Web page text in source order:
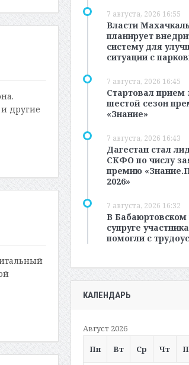
другие
7 августа, 2026 16:55
Власти
планирует
систему для
ситуации с
7 августа, 2026 16:45
Стартовал прием
шестой сезон
«Знание»
7 августа, 2026 16:43
Дагестан стал
СКФО по числу
премию
2026»
7 августа, 2026 16:32
В Бабаюртовском
супруге
помогли с
КАЛЕНДАРЬ
Август 2026
Пн
Вт Ср Чт